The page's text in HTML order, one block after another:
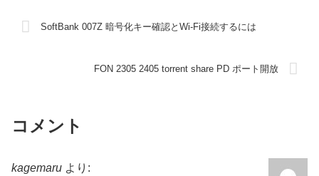
SoftBank 007Z 暗号化キー確認とWi-Fi接続するには
FON 2305 2405 torrent share PD ポート開放
コメント
kagemaru より: